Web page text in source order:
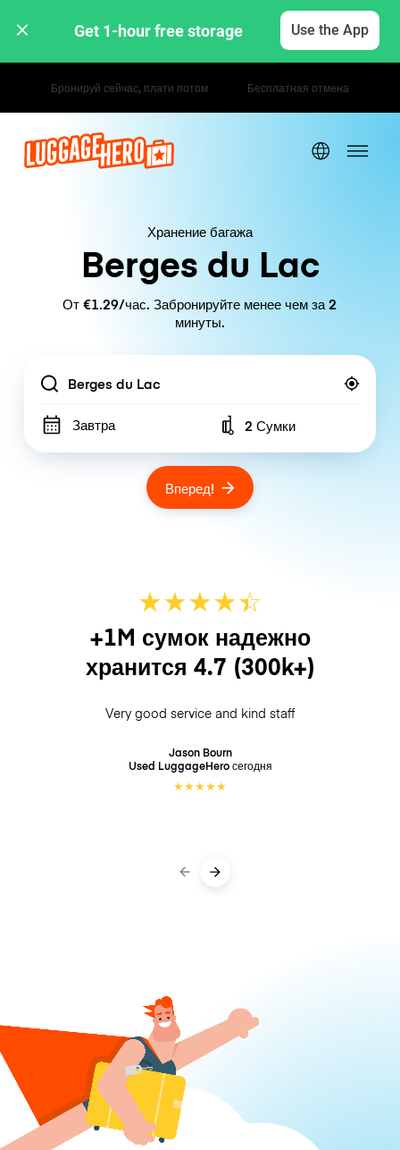
Get 1-hour free storage Use the App
Почасовые / дневные тарифы
Хранение багажа
Berges du Lac
От €1.29/час. Забронируйте менее чем за 2
минуты.
Location
Завтра Number of bags
2 Сумки
Вперед!
★★★★☆
★
+1M сумок надежно
хранится 4.7 (300k+)
Very good service and kind staff
Jason Bourn
Used LuggageHeroсегодня
★★★★★